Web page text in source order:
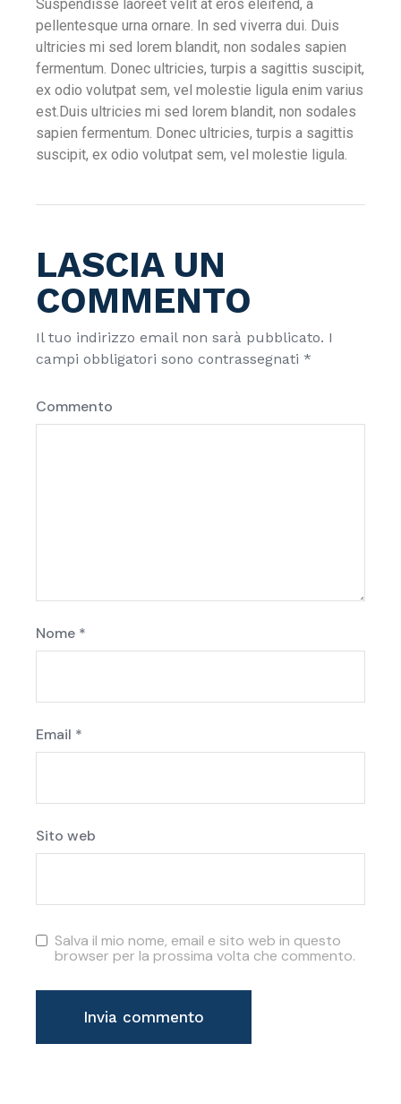
Suspendisse laoreet velit at eros eleifend, a
pellentesque urna ornare. In sed viverra dui. Duis
ultricies mi sed lorem blandit, non sodales sapien
fermentum. Donec ultricies, turpis a sagittis suscipit,
ex odio volutpat sem, vel molestie ligula enim varius
est.Duis ultricies mi sed lorem blandit, non sodales
sapien fermentum. Donec ultricies, turpis a sagittis
suscipit, ex odio volutpat sem, vel molestie ligula.
LASCIA UN
COMMENTO
Il tuo indirizzo email non sarà pubblicato. I
campi obbligatori sono contrassegnati*
Commento
Nome *
Email *
Sito web
Salva il mio nome, email e sito web in questo
browser per la prossima volta che commento.
Invia commento